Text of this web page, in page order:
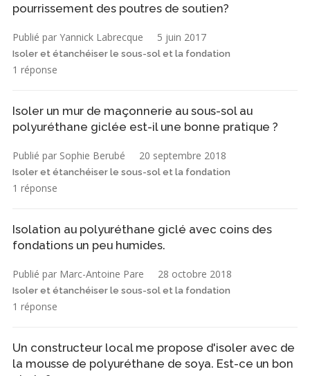
pourrissement des poutres de soutien?
Publié par Yannick Labrecque 5 juin 2017
Isoler et étanchéiser le sous-sol et la fondation
1 réponse
Isoler un mur de maçonnerie au sous-sol au
polyuréthane giclée est-il une bonne pratique ?
Publié par Sophie Berubé 20 septembre 2018
Isoler et étanchéiser le sous-sol et la fondation
1 réponse
Isolation au polyuréthane giclé avec coins des
fondations un peu humides.
Publié par Marc-Antoine Pare 28 octobre 2018
Isoler et étanchéiser le sous-sol et la fondation
1 réponse
Un constructeur local me propose d'isoler avec de
la mousse de polyuréthane de soya. Est-ce un bon